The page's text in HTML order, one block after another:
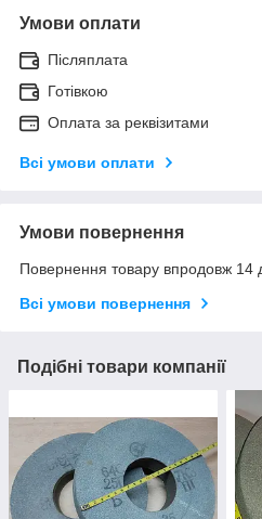
Умови оплати
Післяплата
Готівкою
Оплата за реквізитами
Всі умови оплати
Умови повернення
Повернення товару впродовж 14
Всі умови повернення
Подібні товари компанії